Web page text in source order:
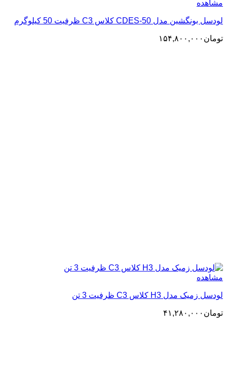
مشاهده
لودسل بونگشین مدل CDES-50 کلاس C3 ظرفیت 50 کیلوگرم
تومان ۱۵۴,۸۰۰,۰۰۰
مشاهده
لودسل زمیک مدل H3 کلاس C3 ظرفیت 3 تن
تومان ۴۱,۲۸۰,۰۰۰